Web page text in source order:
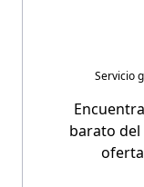
Servicio
barato